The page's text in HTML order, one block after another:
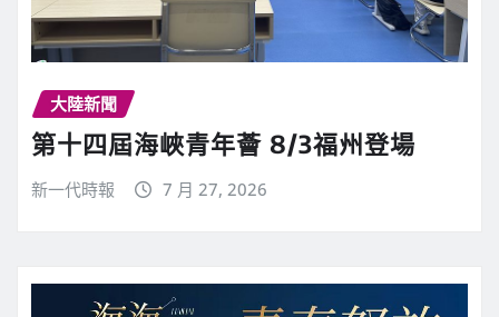
大陸新聞
第十四屆海峽青年薈 8/3福州登場
新一代時報 7 月 27, 2026